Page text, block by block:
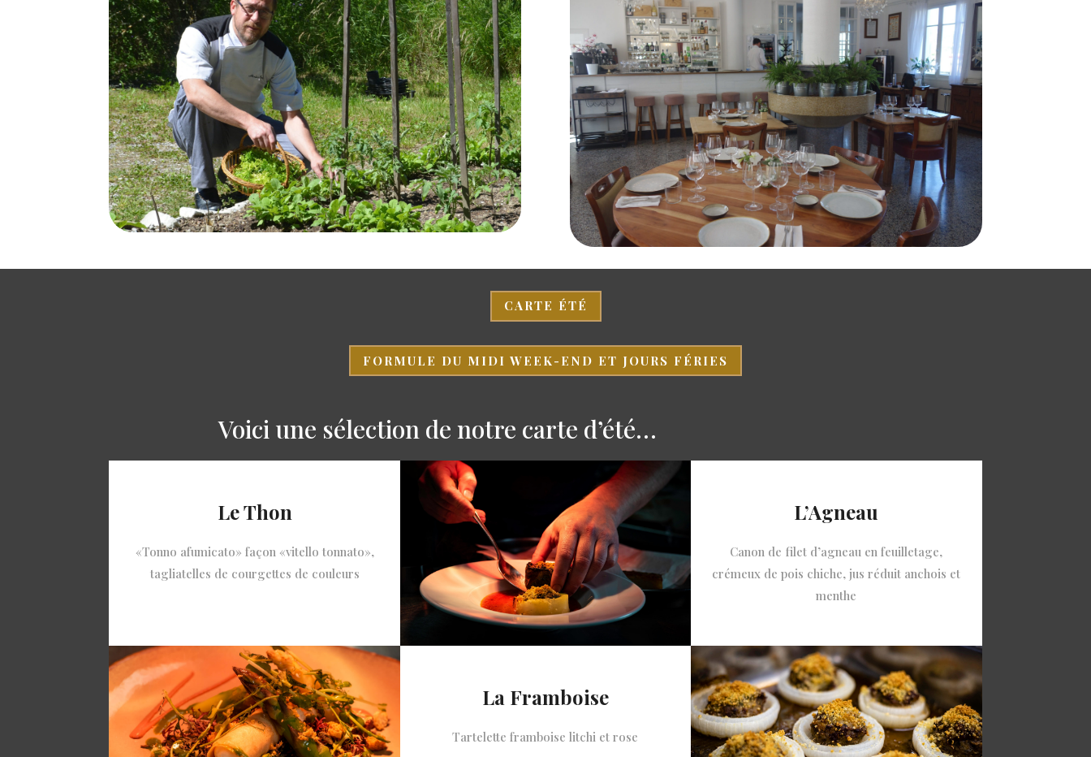
CARTE ÉTÉ
FORMULE DU MIDI WEEK-END ET JOURS FÉRIES
Voici une sélection de notre carte d’été…
Le Thon
«Tonno afumicato» façon «vitello tonnato»,
tagliatelles de courgettes de couleurs
L’Agneau
Canon de filet d’agneau en feuilletage,
crémeux de pois chiche, jus réduit anchois et
menthe
La Framboise
Tartelette framboise litchi et rose